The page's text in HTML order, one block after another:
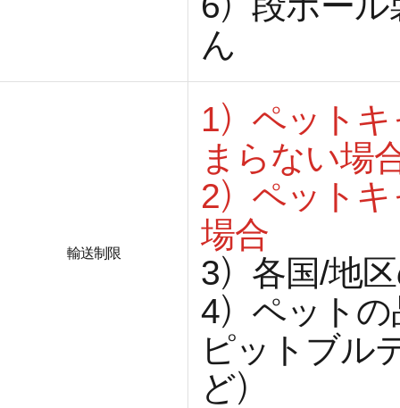
ん
輸送制限
1）ペット
まらない場
2）ペット
場合
3）各国/地
4）ペット
ピットブル
ど）